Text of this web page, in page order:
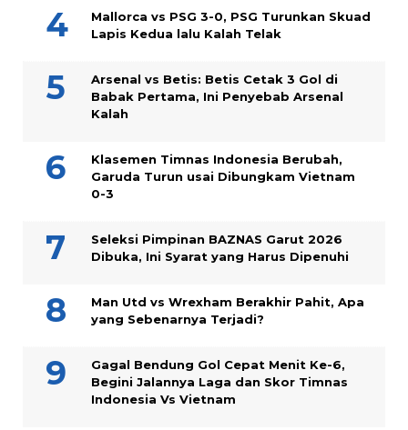
Mallorca vs PSG 3-0, PSG Turunkan Skuad
Lapis Kedua lalu Kalah Telak
Arsenal vs Betis: Betis Cetak 3 Gol di
Babak Pertama, Ini Penyebab Arsenal
Kalah
Klasemen Timnas Indonesia Berubah,
Garuda Turun usai Dibungkam Vietnam
0-3
Seleksi Pimpinan BAZNAS Garut 2026
Dibuka, Ini Syarat yang Harus Dipenuhi
Man Utd vs Wrexham Berakhir Pahit, Apa
yang Sebenarnya Terjadi?
Gagal Bendung Gol Cepat Menit Ke-6,
Begini Jalannya Laga dan Skor Timnas
Indonesia Vs Vietnam